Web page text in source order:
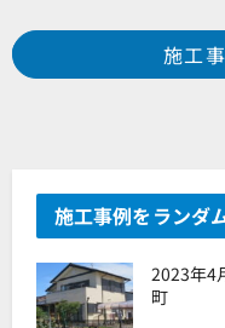
Prev 施工
施工事例をランダ
2023
町